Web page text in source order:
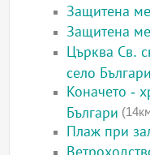
Защитена
Защитена
Църква Св.
село Българи
Коначето -
Българи
Плаж при